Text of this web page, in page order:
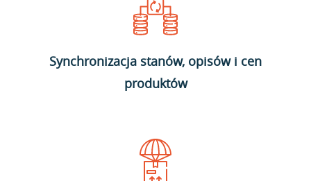
Synchronizacja stanów, opisów i cen
produktów